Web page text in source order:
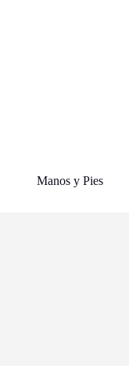
Manos y Pies